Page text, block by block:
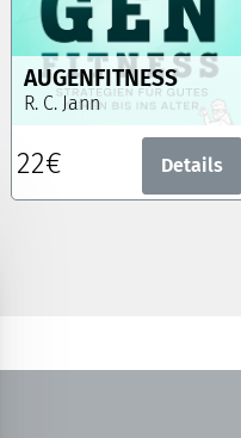
AUGENFITNESS
R. C. Jann
22€ Details